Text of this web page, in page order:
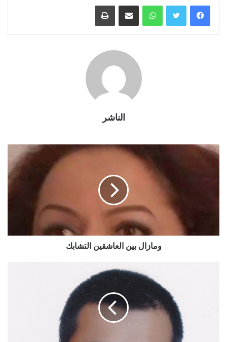
واتساب مشاركة عبر البريد طباعة
الناشر
ومازال بين العاشقين التشابك